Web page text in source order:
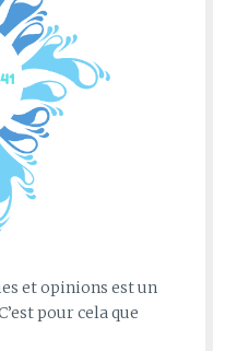
et opinions est un
pour cela que